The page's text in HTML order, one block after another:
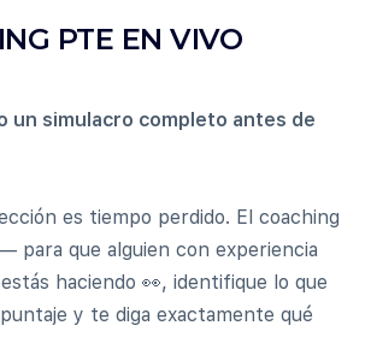
PTE EN VIVO
un simulacro completo antes de
es tiempo perdido. El coaching
para que alguien con experiencia
haciendo 👀, identifique lo que
y te diga exactamente qué